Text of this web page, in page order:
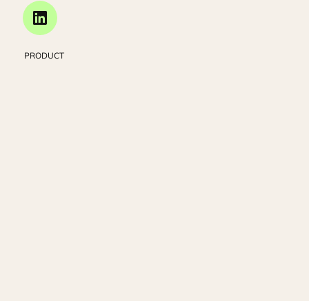
PRODUCT